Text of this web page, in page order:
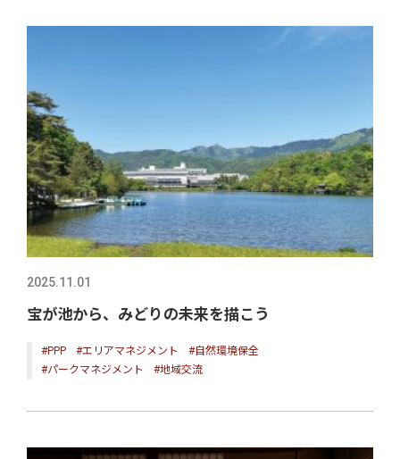
2025.11.01
宝が池から、みどりの未来を描こう
#PPP #エリアマネジメント
#自然環境保全
#パークマネジメント
#地域交流